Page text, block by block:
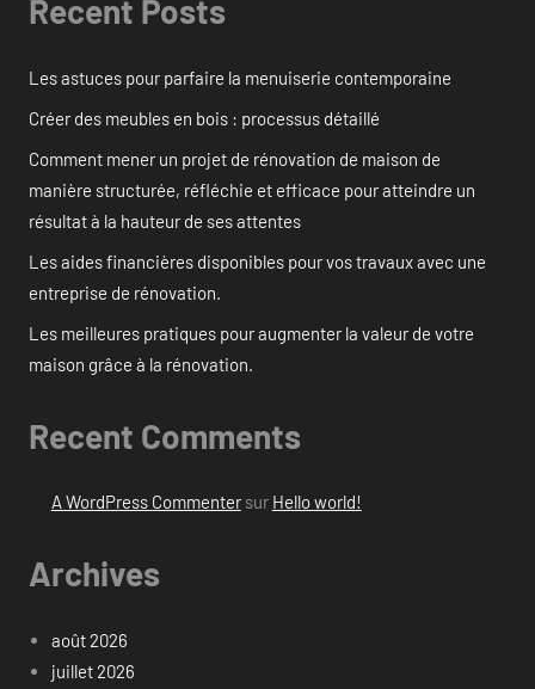
Recent Posts
Les astuces pour parfaire la menuiserie contemporaine
Créer des meubles en bois : processus détaillé
Comment mener un projet de rénovation de maison de
manière structurée, réfléchie et efficace pour atteindre un
résultat à la hauteur de ses attentes
Les aides financières disponibles pour vos travaux avec une
entreprise de rénovation.
Les meilleures pratiques pour augmenter la valeur de votre
maison grâce à la rénovation.
Recent Comments
A WordPress Commentersur Hello world!
Archives
août 2026
juillet 2026